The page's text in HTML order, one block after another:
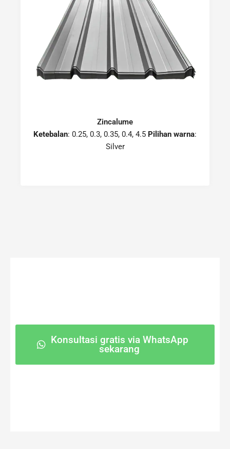
Zincalume
Ketebalan: 0.25, 0.3, 0.35, 0.4, 4.5 Pilihan warna:
Silver
Konsultasi gratis via WhatsApp
sekarang